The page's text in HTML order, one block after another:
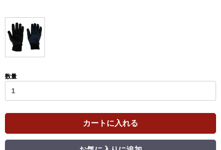
数量
カートに入れる